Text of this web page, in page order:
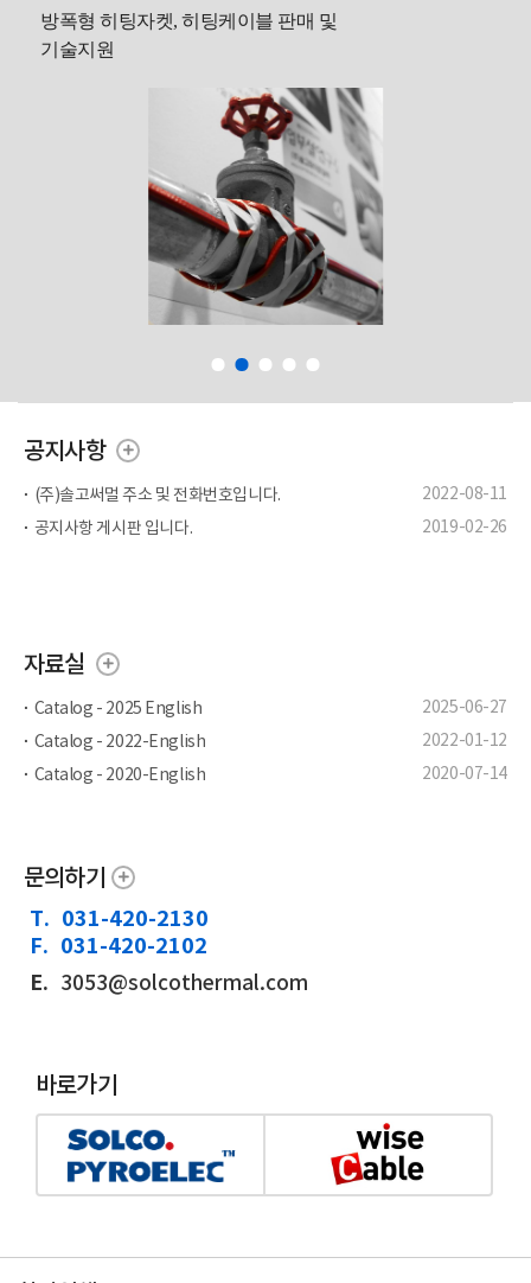
방폭형 히팅자켓, 히팅케이블 판매 및
기술지원
공지사항
(주)솔고써멀 주소 및 전화번호입니다.
2022-08-11
공지사항 게시판 입니다.
2019-02-26
자료실
Catalog - 2025 English
2025-06-27
Catalog - 2022-English
2022-01-12
Catalog - 2020-English
2020-07-14
문의하기
T. 031-420-2130
F. 031-420-2102
E. 3053@solcothermal.com
바로가기